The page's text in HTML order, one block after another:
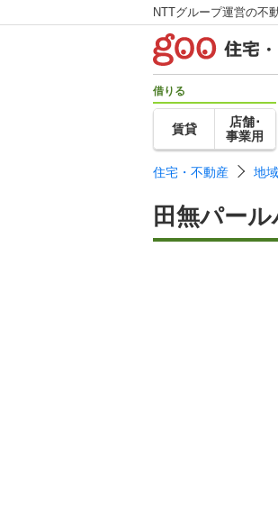
NTTグループ運営の不
借りる
賃貸
店舗･
事業用
住宅・不動産 地
田無パー